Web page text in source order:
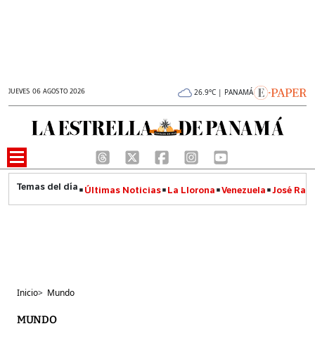
JUEVES 06 AGOSTO 2026 26.9°C | PANAMÁ
Últimas Noticias La Llorona Venezuela José
Inicio> Mundo
MUNDO